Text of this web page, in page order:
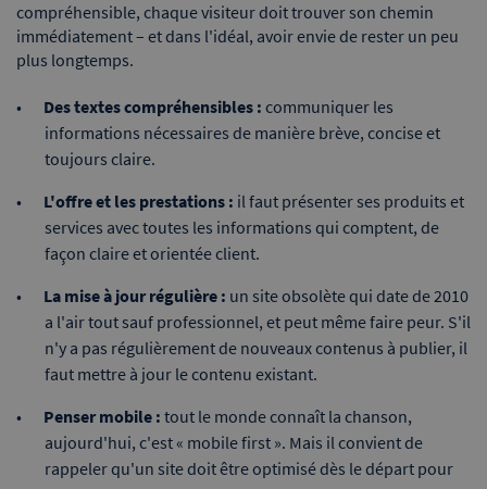
compréhensible, chaque visiteur doit trouver son chemin
immédiatement – et dans l'idéal, avoir envie de rester un peu
plus longtemps.
Des textes compréhensibles : communiquer les
informations nécessaires de manière brève, concise et
toujours claire.
L'offre et les prestations : il faut présenter ses produits et
services avec toutes les informations qui comptent, de
façon claire et orientée client.
La mise à jour régulière : un site obsolète qui date de 2010
a l'air tout sauf professionnel, et peut même faire peur. S'il
n'y a pas régulièrement de nouveaux contenus à publier, il
faut mettre à jour le contenu existant.
Penser mobile : tout le monde connaît la chanson,
aujourd'hui, c'est « mobile first ». Mais il convient de
rappeler qu'un site doit être optimisé dès le départ pour